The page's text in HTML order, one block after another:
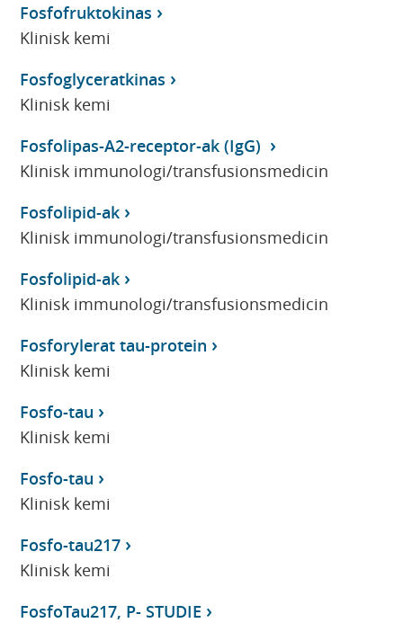
Fosfofruktokinas
Klinisk kemi
Fosfoglyceratkinas
Klinisk kemi
Fosfolipas-A2-receptor-ak (IgG)
Klinisk immunologi/transfusionsmedicin
Fosfolipid-ak
Klinisk immunologi/transfusionsmedicin
Fosfolipid-ak
Klinisk immunologi/transfusionsmedicin
Fosforylerat tau-protein
Klinisk kemi
Fosfo-tau
Klinisk kemi
Fosfo-tau
Klinisk kemi
Fosfo-tau217
Klinisk kemi
FosfoTau217, P- STUDIE